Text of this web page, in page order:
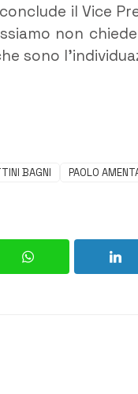
il Vice
non
sono
BAGNI PAOLO